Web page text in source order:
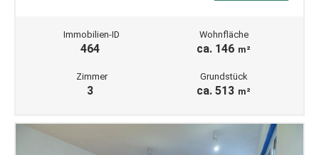
Immobilien-ID
464
Wohnfläche
ca. 146 m²
Zimmer
3
Grundstück
ca. 513 m²